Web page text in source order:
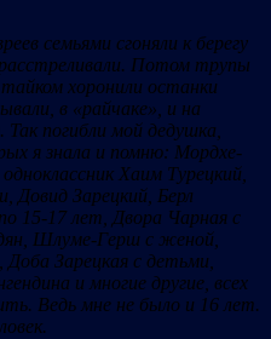
семьями сгоняли к берегу
расстреливали. Потом трупы
хоронили останки
в «райчаке», и на
погибли мой дедушка,
я знала и помню: Мордхе-
Хаим Турецкий,
Довид Зарецкий, Берл
15-17 лет, Двора Чарная с
Шлуме-Герш с женой,
Доба Зарецкая с детьми,
и многие другие, всех
Ведь мне не было и 16 лет.